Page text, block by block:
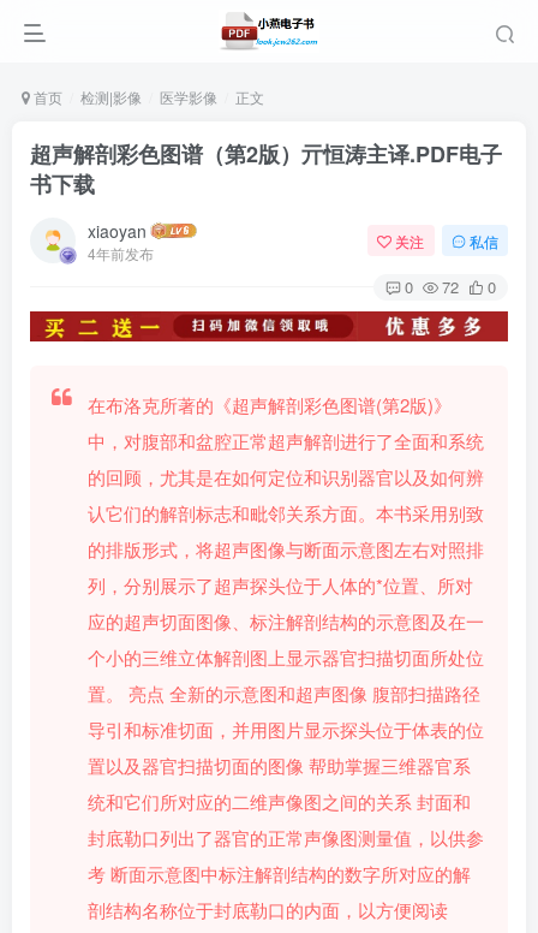
首页 检测|影像 医学影像 正文
超声解剖彩色图谱（第2版）亓恒涛主译.PDF电子
书下载
xiaoyan
4年前发布
关注 私信
0 72 0
在布洛克所著的《超声解剖彩色图谱(第2版)》
中，对腹部和盆腔正常超声解剖进行了全面和系统
的回顾，尤其是在如何定位和识别器官以及如何辨
认它们的解剖标志和毗邻关系方面。本书采用别致
的排版形式，将超声图像与断面示意图左右对照排
列，分别展示了超声探头位于人体的*位置、所对
应的超声切面图像、标注解剖结构的示意图及在一
个小的三维立体解剖图上显示器官扫描切面所处位
置。 亮点 全新的示意图和超声图像 腹部扫描路径
导引和标准切面，并用图片显示探头位于体表的位
置以及器官扫描切面的图像 帮助掌握三维器官系
统和它们所对应的二维声像图之间的关系 封面和
封底勒口列出了器官的正常声像图测量值，以供参
考 断面示意图中标注解剖结构的数字所对应的解
剖结构名称位于封底勒口的内面，以方便阅读